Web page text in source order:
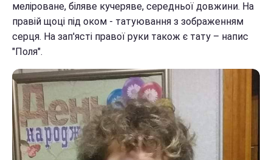
меліроване, біляве кучеряве, середньої довжини. На
правій щоці під оком - татуювання з зображенням
серця. На зап'ясті правої руки також є тату – напис
"Поля".